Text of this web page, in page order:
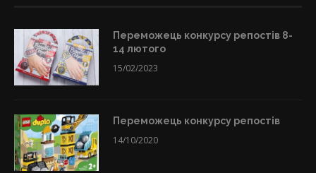
Переможець конкурсу репостів 8-
14 лютого
15/02/2023
Переможець конкурсу репостів
14/10/2020